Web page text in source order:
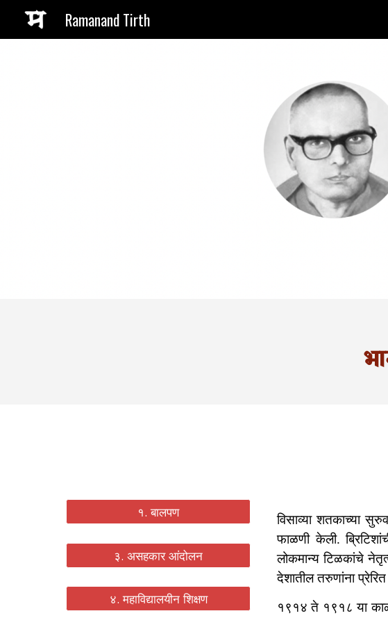
Ramanand Tirth
१. बालपण
३. असहकार आंदोलन
४. महाविद्यालयीन शिक्षण
विसाव्या शतकाच्या
फाळणी केली.
लोकमान्य टिळकांचे
देशातील तरुणांना
१९१४ ते १९१८ या